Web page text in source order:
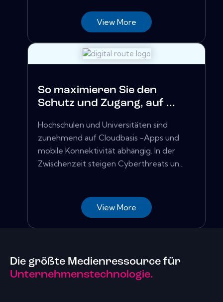
View More
So maximieren Sie den
Schutz und Zugang, auf ...
Hochschulen und Universitäten sind
zunehmend auf Cloudbasis -Apps und
mobile Konnektivität abhängig. In der
Zwischenzeit steigen Cyberthreats un...
View More
Die größte Medienressource für
Unternehmenstechnologie.